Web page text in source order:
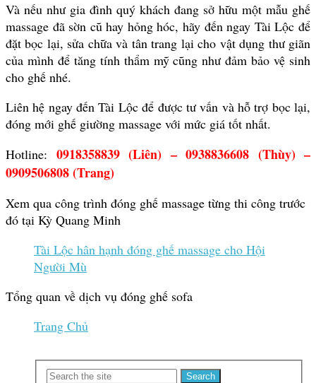
Và nếu như gia đình quý khách đang sở hữu một mẫu ghế
massage đã sờn cũ hay hỏng hóc, hãy đến ngay Tài Lộc để
đặt bọc lại, sửa chữa và tân trang lại cho vật dụng thư giãn
của mình để tăng tính thẩm mỹ cũng như đảm bảo vệ sinh
cho ghế nhé.
Liên hệ ngay đến Tài Lộc để được tư vấn và hỗ trợ bọc lại,
đóng mới ghế giường massage với mức giá tốt nhất.
Hotline: 0918358839 (Liên) – 0938836608 (Thùy) –
0909506808 (Trang)
Xem qua công trình đóng ghế massage từng thi công trước
đó tại Kỳ Quang Minh
Tài Lộc hân hạnh đóng ghế massage cho Hội
Người Mù
Tổng quan về dịch vụ đóng ghế sofa
Trang Chủ